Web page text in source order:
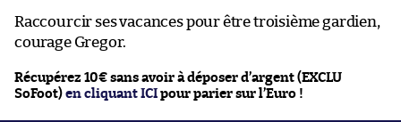
Raccourcir ses vacances pour être troisième gardien,
courage Gregor.
Récupérez 10€ sans avoir à déposer d’argent (EXCLU
SoFoot) en cliquant ICI pour parier sur l’Euro !